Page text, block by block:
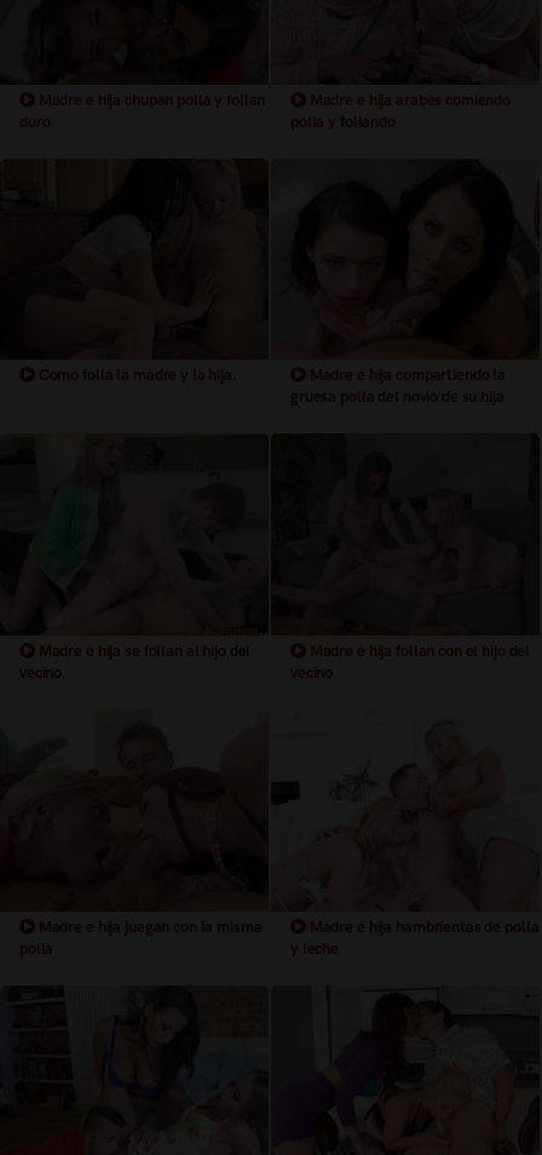
Madre e hija chupan polla y follan
duro
Madre e hija arabes comiendo
polla y follando
Como folla la madre y la hija.
Madre e hija compartiendo la
gruesa polla del novio de su hija
Madre e hija se follan al hijo del
vecino
Madre e hija follan con el hijo del
vecino
Madre e hija juegan con la misma
polla
Madre e hija hambrientas de polla
y leche